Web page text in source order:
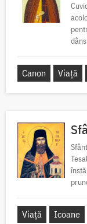
Canon Viață
Viață Icoane